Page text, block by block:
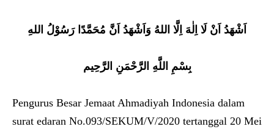
اَشْهَدُ اَنْ لَا اِلٰهَ اِلَّا اللهُ وَاَشْهَدُ اَنَّ مُحَمَّدًا رَسُوْلُ اللهِ
بِسْمِ اللَّهِ الرَّحْمَنِ الرَّحِيم
Pengurus Besar Jemaat Ahmadiyah Indonesia dalam
surat edaran No.093/SEKUM/V/2020 tertanggal 20 Mei